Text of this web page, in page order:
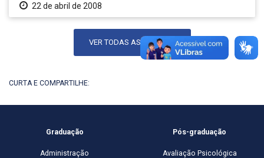
22 de abril de 2008
VER TODAS AS NOTÍCIAS
CURTA E COMPARTILHE:
Graduação
Administração
Pós-graduação
Avaliação Psicológica